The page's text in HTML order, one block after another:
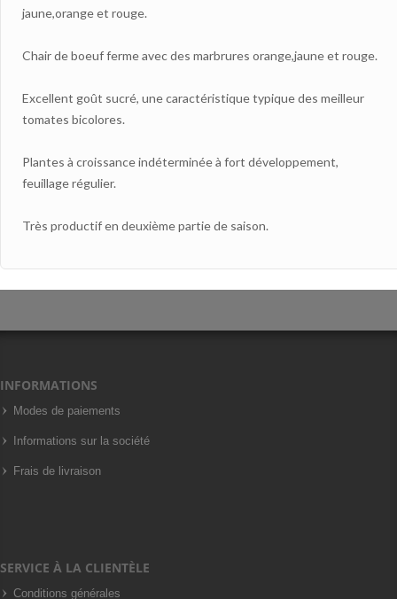
jaune,orange et rouge.
Chair de boeuf ferme avec des marbrures orange,jaune et rouge.
Excellent goût sucré, une caractéristique typique des meilleur
tomates bicolores.
Plantes à croissance indéterminée à fort développement,
feuillage régulier.
Très productif en deuxième partie de saison.
INFORMATIONS
Modes de paiements
Informations sur la société
Frais de livraison
SERVICE À LA CLIENTÈLE
Conditions générales